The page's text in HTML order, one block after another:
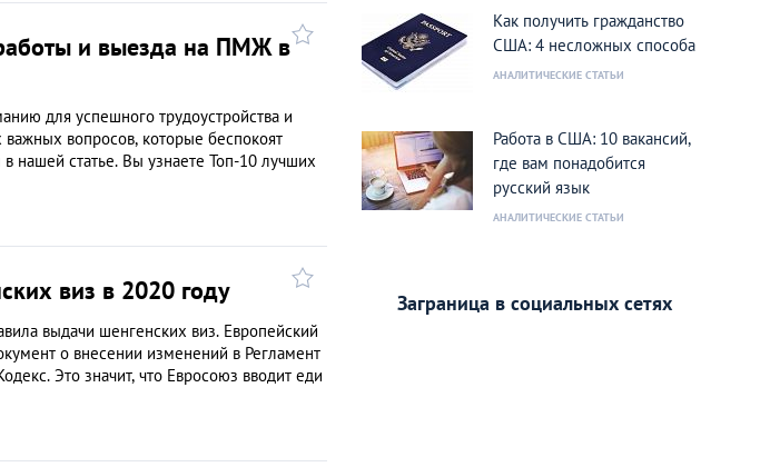
и выезда на ПМЖ в
для успешного трудоустройства и
вопросов, которые беспокоят
нашей статье. Вы узнаете Топ-10 лучших
виз в 2020 году
выдачи шенгенских виз. Европейский
о внесении изменений в Регламент
Это значит, что Евросоюз вводит еди
Как получить гражданство
США: 4 несложных способа
АНАЛИТИЧЕСКИЕ СТАТЬИ
Работа в США: 10 вакансий,
где вам понадобится
русский язык
АНАЛИТИЧЕСКИЕ СТАТЬИ
Заграница в социальных сетях